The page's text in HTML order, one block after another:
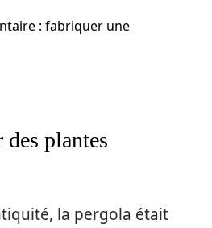
: fabriquer une
des plantes
la pergola était